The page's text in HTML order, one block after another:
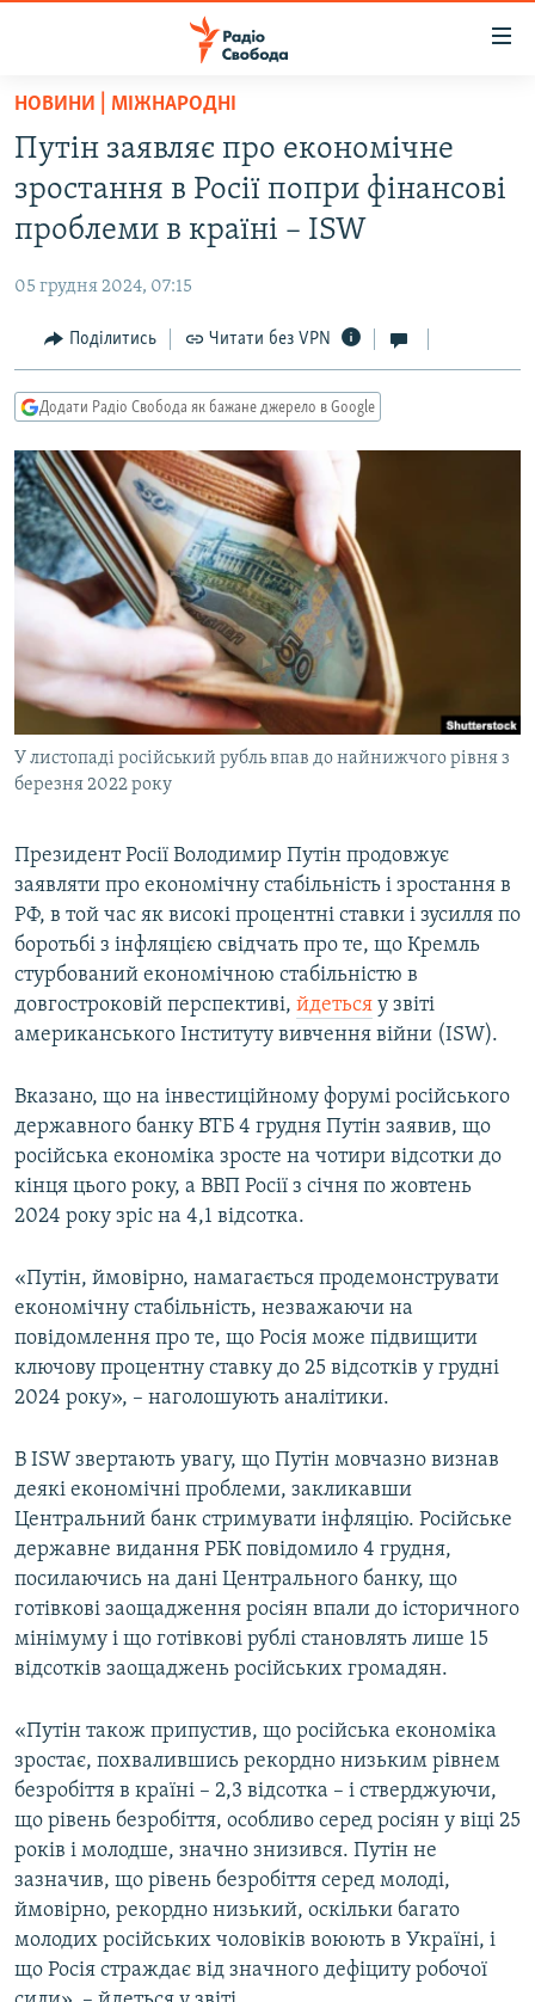
Перейти
основного
матеріалу
Перейти
до
основної
навігації
Перейти
до
пошуку
ВСЕ ЗА ДОБУ
СТАТТІ
ЕКОНОМІКА
СУСПІЛЬСТВО
УКРАЇНА
СВІТ
РОСІЙСЬКА «ФІЛЬТРАЦІЯ»
ДОНБАС.РЕАЛІЇ
ТИ ЯК?
СХЕМИ
КИТАЙ.ВИКЛИКИ
МУЛЬТИМЕДІА
ФОТО
СПЕЦПРОЄКТИ
ПОДКАСТИ
КРИМ РЕАЛІЇ
РУС
КТАТ
ДОЛУЧАЙСЯ!
Усі сайти RFE/RL
НОВИНИ | МІЖНАРОДНІ
Путін заявляє про економічне
зростання в Росії попри фінансові
проблеми в країні – ISW
05 грудня 2024, 07:15
Поділитись Читати без VPN
Додати Радіо Свобода як бажане джерело в Google
У листопаді російський рубль впав до найнижчого рівня з
березня 2022 року
Президент Росії Володимир Путін продовжує
заявляти про економічну стабільність і зростання в
РФ, в той час як високі процентні ставки і зусилля по
боротьбі з інфляцією свідчать про те, що Кремль
стурбований економічною стабільністю в
довгостроковій перспективі, йдеться у звіті
американського Інституту вивчення війни (ISW).
Вказано, що на інвестиційному форумі російського
державного банку ВТБ 4 грудня Путін заявив, що
російська економіка зросте на чотири відсотки до
кінця цього року, а ВВП Росії з січня по жовтень
2024 року зріс на 4,1 відсотка.
«Путін, ймовірно, намагається продемонструвати
економічну стабільність, незважаючи на
повідомлення про те, що Росія може підвищити
ключову процентну ставку до 25 відсотків у грудні
2024 року», – наголошують аналітики.
В ISW звертають увагу, що Путін мовчазно визнав
деякі економічні проблеми, закликавши
Центральний банк стримувати інфляцію. Російське
державне видання РБК повідомило 4 грудня,
посилаючись на дані Центрального банку, що
готівкові заощадження росіян впали до історичного
мінімуму і що готівкові рублі становлять лише 15
відсотків заощаджень російських громадян.
«Путін також припустив, що російська економіка
зростає, похвалившись рекордно низьким рівнем
безробіття в країні – 2,3 відсотка – і стверджуючи,
що рівень безробіття, особливо серед росіян у віці 25
років і молодше, значно знизився. Путін не
зазначив, що рівень безробіття серед молоді,
ймовірно, рекордно низький, оскільки багато
молодих російських чоловіків воюють в Україні, і
що Росія страждає від значного дефіциту робочої